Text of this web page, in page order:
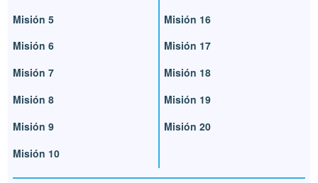
Misión 5
Misión 6
Misión 7
Misión 8
Misión 9
Misión 10
Misión 16
Misión 17
Misión 18
Misión 19
Misión 20